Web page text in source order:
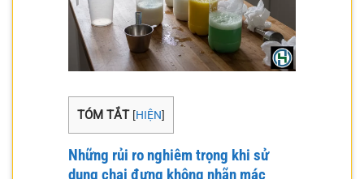
TÓM TẮT [HIỆN]
Những rủi ro nghiêm trọng khi sử
dụng chai đựng không nhãn mác